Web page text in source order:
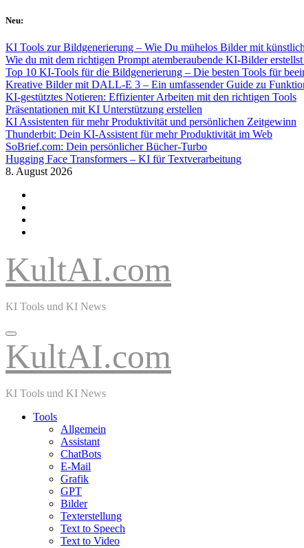
Skip
content
Neu:
KI Tools zur Bildgenerierung – Wie Du mühelos Bilder mit
Wie du mit dem richtigen Prompt atemberaubende KI-Bilder
Top 10 KI-Tools für die Bildgenerierung – Die besten Tools für
Kreative Bilder mit DALL-E 3 – Ein umfassender Guide zu
KI-gestütztes Notieren: Effizienter Arbeiten mit den richtigen Tools
Präsentationen mit KI Unterstützung erstellen
KI Assistenten für mehr Produktivität und persönlichen Zeitgewinn
Thunderbit: Dein KI-Assistent für mehr Produktivität im Web
SoBrief.com: Dein persönlicher Bücher-Turbo
Hugging Face Transformers – KI für Textverarbeitung
8. August 2026
KultAI.com
KI Tools und KI News
KultAI.com
KI Tools und KI News
Tools
Allgemein
Assistant
ChatBots
E-Mail
Grafik
GPT
Bilder
Texterstellung
Text to Speech
Text to Video